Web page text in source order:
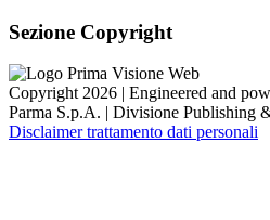
Sezione Copyright
Copyright 2026 | Engineered and
Parma S.p.A. | Divisione Publishing
Disclaimer trattamento dati personali